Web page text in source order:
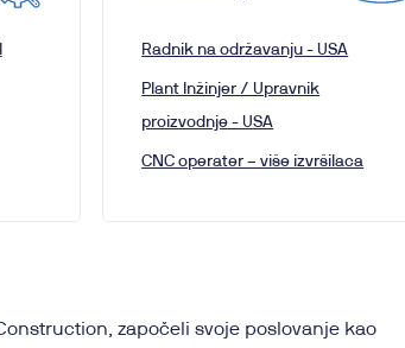
Radnik na održavanju - USA
Plant Inžinjer / Upravnik
proizvodnje - USA
CNC operater – više izvršilaca
započeli svoje poslovanje kao